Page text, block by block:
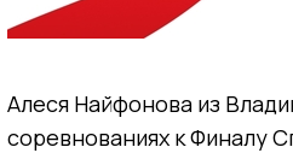
Алеся Найфонова из
соревнованиях к Финалу